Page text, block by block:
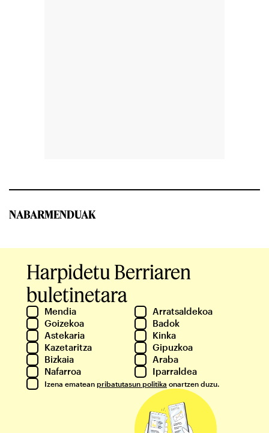
NABARMENDUAK
Harpidetu Berriaren
buletinetara
Mendia
Arratsaldekoa
Goizekoa
Badok
Astekaria
Kinka
Kazetaritza
Gipuzkoa
Bizkaia
Araba
Nafarroa
Iparraldea
Izena ematean pribatutasun politika onartzen duzu.